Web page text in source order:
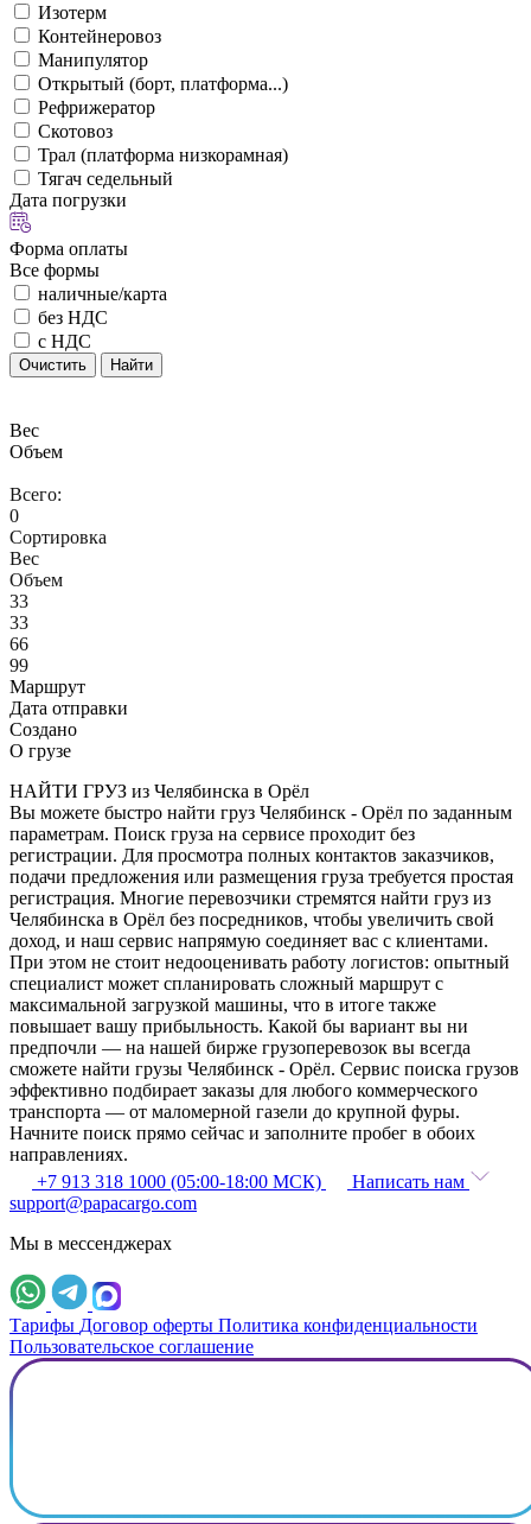
Изотерм
Контейнеровоз
Манипулятор
Открытый (борт, платформа...)
Рефрижератор
Скотовоз
Трал (платформа низкорамная)
Тягач седельный
Дата погрузки
Форма оплаты
Все формы
наличные/карта
без НДС
с НДС
Очистить Найти
Вес
Объем
Всего:
0
Сортировка
Вес
Объем
33
33
66
99
Маршрут
Дата отправки
Создано
О грузе
НАЙТИ ГРУЗ из Челябинска в Орёл
Вы можете быстро найти груз Челябинск - Орёл по заданным
параметрам. Поиск груза на сервисе проходит без
регистрации. Для просмотра полных контактов заказчиков,
подачи предложения или размещения груза требуется простая
регистрация. Многие перевозчики стремятся найти груз из
Челябинска в Орёл без посредников, чтобы увеличить свой
доход, и наш сервис напрямую соединяет вас с клиентами.
При этом не стоит недооценивать работу логистов: опытный
специалист может спланировать сложный маршрут с
максимальной загрузкой машины, что в итоге также
повышает вашу прибыльность. Какой бы вариант вы ни
предпочли — на нашей бирже грузоперевозок вы всегда
сможете найти грузы Челябинск - Орёл. Сервис поиска грузов
эффективно подбирает заказы для любого коммерческого
транспорта — от маломерной газели до крупной фуры.
Начните поиск прямо сейчас и заполните пробег в обоих
направлениях.
+7 913 318 1000 (05:00-18:00 МСК)
Написать нам
support@papacargo.com
Мы в мессенджерах
Тарифы Договор оферты Политика конфиденциальности
Пользовательское соглашение